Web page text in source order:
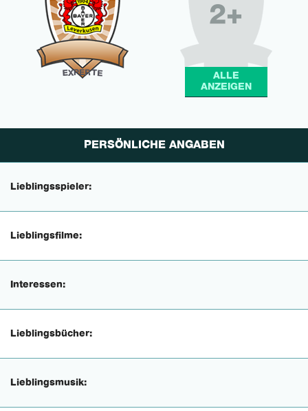
EXPERTE
2+
ALLE
ANZEIGEN
PERSÖNLICHE ANGABEN
Lieblingsspieler:
Lieblingsfilme:
Interessen:
Lieblingsbücher:
Lieblingsmusik: